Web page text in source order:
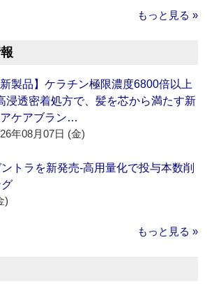
もっと見る »
新製品】ケラチン極限濃度6800倍以上
浸透密着処方で、髪を芯から満たす新
ケアブラン…
年08月07日 (金)
ントラを新発売‐高用量化で投与本数削
)
もっと見る »